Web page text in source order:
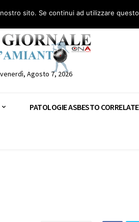
gratuita: civile, penale e lavoro Segnala –
venerdì, Agosto 7, 2026
PATOLOGIE ASBESTO CORRELATE
sito. Se continui ad utilizzare